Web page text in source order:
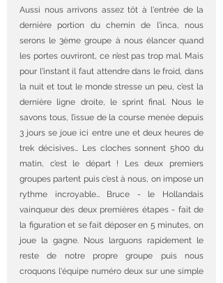
Aussi nous arrivons assez tôt à l'entrée de la
dernière portion du chemin de l'inca, nous
serons le 3ème groupe à nous élancer quand
les portes ouvriront, ce n’est pas trop mal. Mais
pour l'instant il faut attendre dans le froid, dans
la nuit et tout le monde stresse un peu, c’est la
dernière ligne droite, le sprint final. Nous le
savons tous, l’issue de la course menée depuis
3 jours se joue ici entre une et deux heures de
trek décisives… Les cloches sonnent 5h00 du
matin, c’est le départ ! Les deux premiers
groupes partent puis c’est à nous, on impose un
rythme incroyable… Bruce - le Hollandais
vainqueur des deux premières étapes - fait de
la figuration et se fait déposer en 5 minutes, on
joue la gagne. Nous larguons rapidement le
reste de notre propre groupe puis nous
croquons l'équipe numéro deux sur une simple